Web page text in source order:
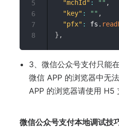
"mchId" : "" ,
"key" : "" ,
"pfx" : fs .
} ,
5
6
7
8
3、微信公众号支付只能
微信 APP 的浏览器中无
APP 的浏览器请使用 H5
微信公众号支付本地调试技